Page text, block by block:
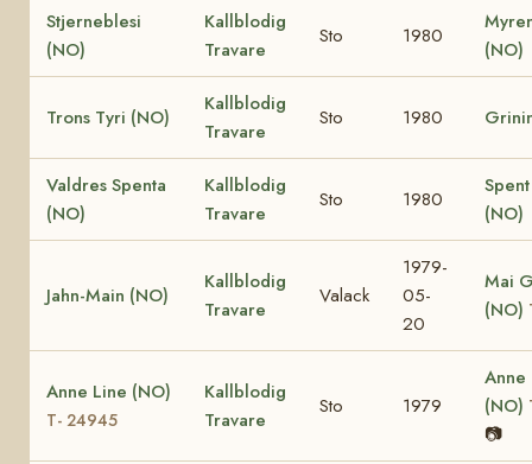
Stjerneblesi
(NO)
Kallblodig
Travare
Sto 1980
(NO)
Trons Tyri (NO)
Kallblodig
Travare
Sto 1980
Valdres Spenta
(NO)
Kallblodig
Travare
Sto 1980
(NO)
Jahn-Main (NO)
Kallblodig
Travare
Valack
1979-
05-
20
Mai
(NO)
Anne Line (NO)
T- 24945
Kallblodig
Travare
Sto 1979
Anne
(NO)
📷